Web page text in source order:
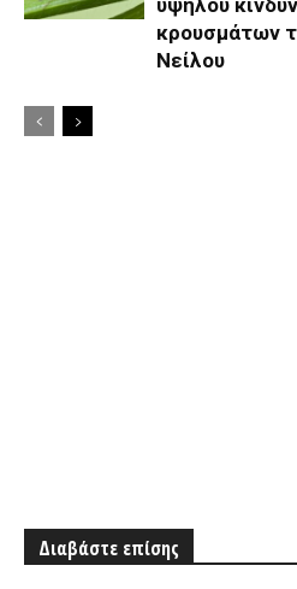
κρουσμάτων
Νείλου
Διαβάστε επίσης